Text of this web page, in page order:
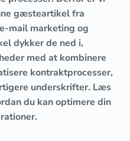
gæsteartikel fra
mail marketing og
dykker de ned i,
med at kombinere
kontraktprocesser,
underskrifter. Læs
du kan optimere din